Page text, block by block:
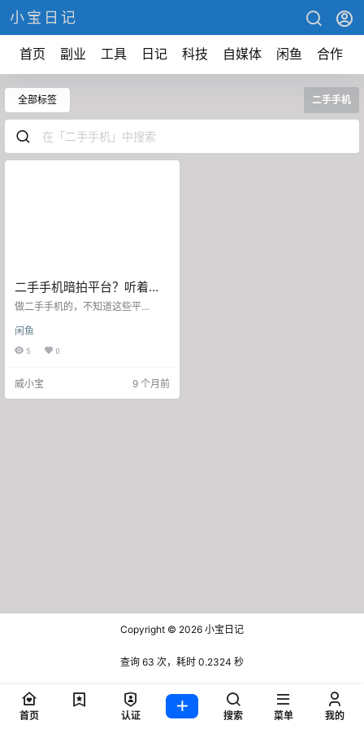
小宝日记
首页 副业 工具 日记 科技 自媒体 闲鱼 合作
全部标签 二手手机
二手手机暗拍平台？听着像
黑市，其实就是捡漏的地方
做二手手机的，不知道这些平
先说天机汇，同城帮搞的，货基本
都是淘宝以旧换新来的。你懂我意
散客的机器，成色嘛。。。反正比
你想象的好。 回收宝竞拍，闲鱼回
闲鱼
5 0
威小宝 9 个月前
Copyright © 2026 小宝日记
查询 63 次，耗时 0.2324 秒
首页 认证 搜索 菜单 我的